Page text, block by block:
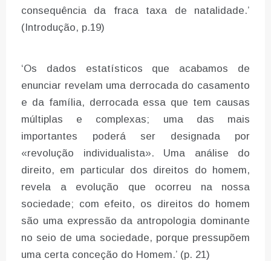
consequência da fraca taxa de natalidade.’
(Introdução, p.19)
‘Os dados estatísticos que acabamos de
enunciar revelam uma derrocada do casamento
e da família, derrocada essa que tem causas
múltiplas e complexas; uma das mais
importantes poderá ser designada por
«revolução individualista». Uma análise do
direito, em particular dos direitos do homem,
revela a evolução que ocorreu na nossa
sociedade; com efeito, os direitos do homem
são uma expressão da antropologia dominante
no seio de uma sociedade, porque pressupõem
uma certa conceção do Homem.’ (p. 21)